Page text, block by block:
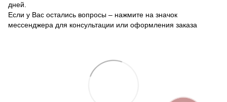
дней.
Если у Вас остались вопросы – нажмите на значок
мессенджера для консультации или оформления заказа